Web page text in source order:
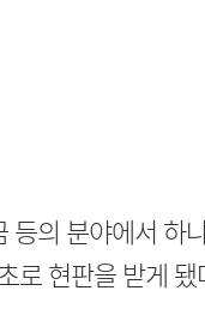
등의 분야에서 하
로 현판을 받게 됐